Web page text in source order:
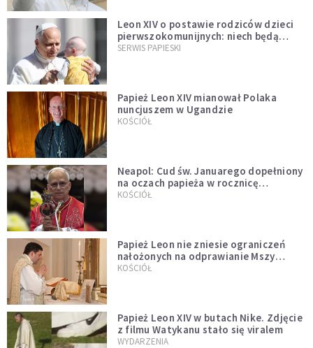
Leon XIV o postawie rodziców dzieci
pierwszokomunijnych: niech będą
przykładem
SERWIS PAPIESKI
Papież Leon XIV mianował Polaka
nuncjuszem w Ugandzie
KOŚCIÓŁ
Neapol: Cud św. Januarego dopełniony
na oczach papieża w rocznicę
pontyfikatu!
KOŚCIÓŁ
Papież Leon nie zniesie ograniczeń
nałożonych na odprawianie Mszy
trydenckiej. „Traditionis custodes”
KOŚCIÓŁ
Papież Leon XIV w butach Nike. Zdjęcie
z filmu Watykanu stało się viralem
WYDARZENIA